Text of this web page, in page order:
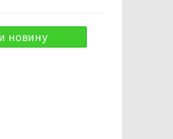
новину